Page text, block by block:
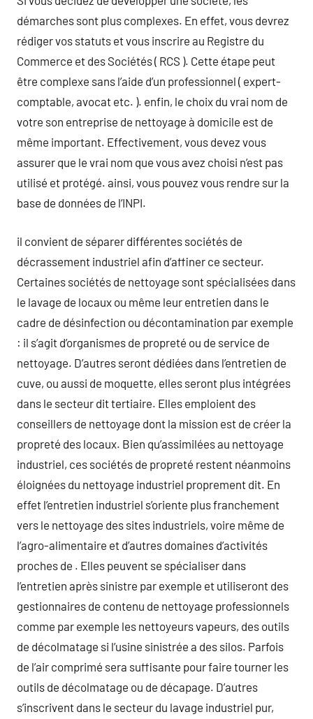
démarches sont plus complexes. En effet, vous devrez
rédiger vos statuts et vous inscrire au Registre du
Commerce et des Sociétés ( RCS ). Cette étape peut
être complexe sans l’aide d’un professionnel ( expert-
comptable, avocat etc. ). enfin, le choix du vrai nom de
votre son entreprise de nettoyage à domicile est de
même important. Effectivement, vous devez vous
assurer que le vrai nom que vous avez choisi n’est pas
utilisé et protégé. ainsi, vous pouvez vous rendre sur la
base de données de l’INPI.
il convient de séparer différentes sociétés de
décrassement industriel afin d’affiner ce secteur.
Certaines sociétés de nettoyage sont spécialisées dans
le lavage de locaux ou même leur entretien dans le
cadre de désinfection ou décontamination par exemple
: il s’agit d’organismes de propreté ou de service de
nettoyage. D’autres seront dédiées dans l’entretien de
cuve, ou aussi de moquette, elles seront plus intégrées
dans le secteur dit tertiaire. Elles emploient des
conseillers de nettoyage dont la mission est de créer la
propreté des locaux. Bien qu’assimilées au nettoyage
industriel, ces sociétés de propreté restent néanmoins
éloignées du nettoyage industriel proprement dit. En
effet l’entretien industriel s’oriente plus franchement
vers le nettoyage des sites industriels, voire même de
l’agro-alimentaire et d’autres domaines d’activités
proches de . Elles peuvent se spécialiser dans
l’entretien après sinistre par exemple et utiliseront des
gestionnaires de contenu de nettoyage professionnels
comme par exemple les nettoyeurs vapeurs, des outils
de décolmatage si l’usine sinistrée a des silos. Parfois
de l’air comprimé sera suffisante pour faire tourner les
outils de décolmatage ou de décapage. D’autres
s’inscrivent dans le secteur du lavage industriel pur,